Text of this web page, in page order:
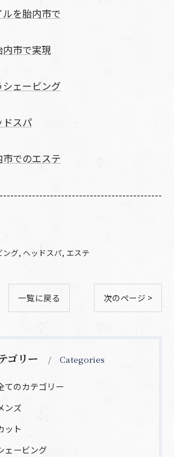
を胎内市で
市で実現
ェービング
ドスパ
でのエステ
ング ヘッドスパ エステ
一覧に戻る 次のページ >
ゴリー Categories
てのカテゴリー
ンズ
ット
ェービング